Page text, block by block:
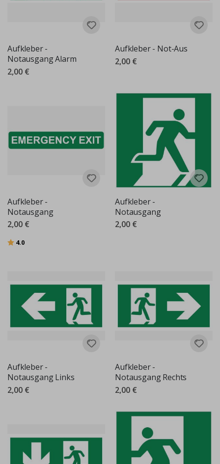
Aufkleber -
Notausgang Alarm
2,00 €
Aufkleber - Not-Aus
2,00 €
Aufkleber -
Notausgang
2,00 €
Bewertung:
4.0
Aufkleber -
Notausgang
2,00 €
Aufkleber -
Notausgang Links
2,00 €
Aufkleber -
Notausgang Rechts
2,00 €